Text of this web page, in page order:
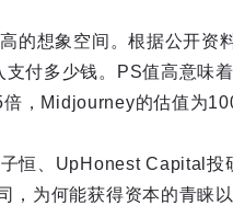
的想象空间。根据公开
支付多少钱。PS值高意味
，Midjourney的估值为
恒、UpHonest Capital
，为何能获得资本的青睐